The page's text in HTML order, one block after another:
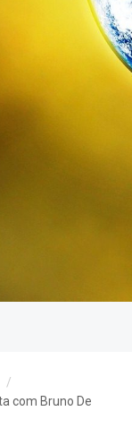
/
com Bruno De